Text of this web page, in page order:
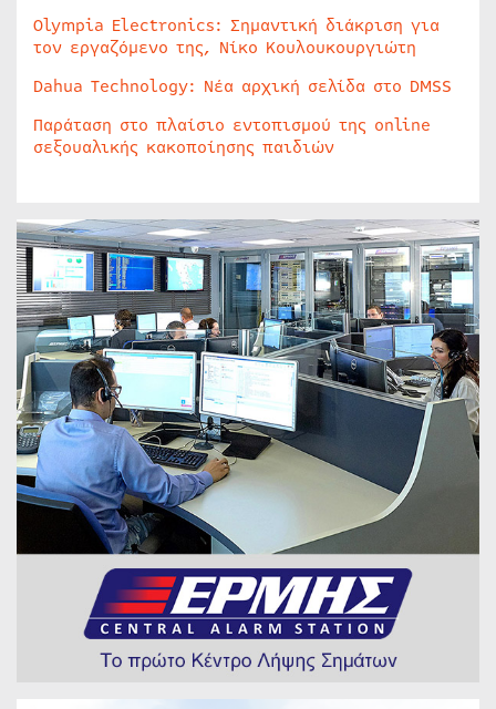
Olympia Electronics: Σημαντική διάκριση για
τον εργαζόμενο της, Νίκο Κουλουκουργιώτη
Dahua Technology: Νέα αρχική σελίδα στο DMSS
Παράταση στο πλαίσιο εντοπισμού της online
σεξουαλικής κακοποίησης παιδιών